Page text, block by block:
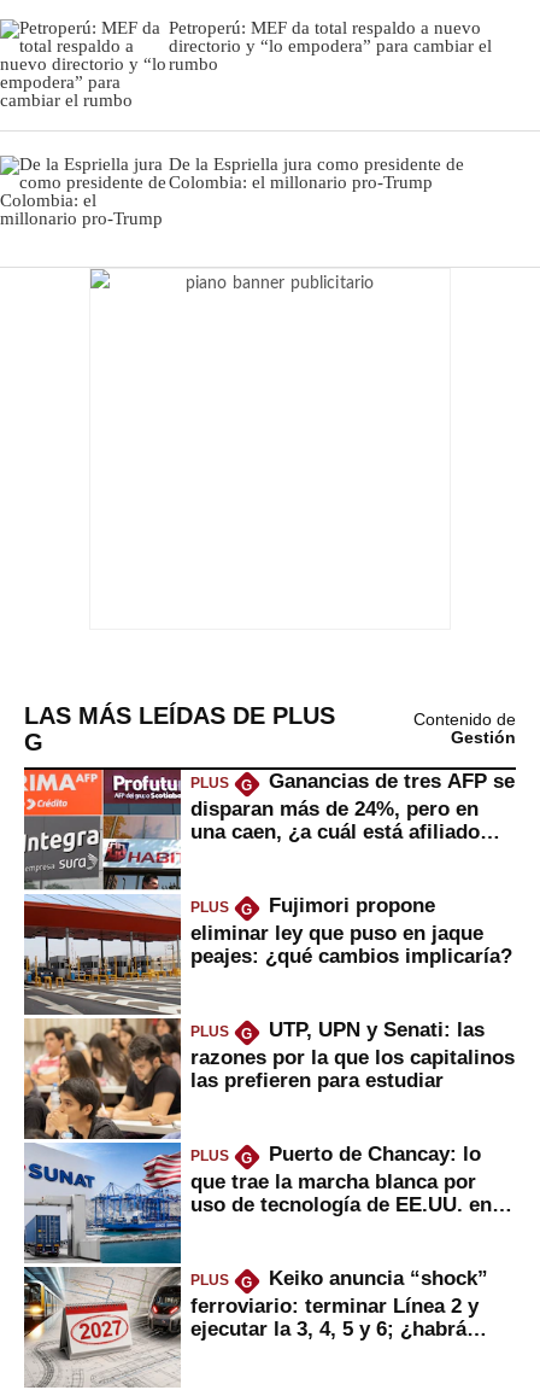
Petroperú: MEF da total respaldo a nuevo
directorio y “lo empodera” para cambiar el
rumbo
De la Espriella jura como presidente de
Colombia: el millonario pro-Trump
LAS MÁS LEÍDAS DE PLUS
G
Contenido de
Gestión
PLUS G
Ganancias de tres AFP se
disparan más de 24%, pero en
una caen, ¿a cuál está afiliado
PLUS G
Fujimori propone
eliminar ley que puso en jaque
peajes: ¿qué cambios implicaría?
PLUS G
UTP, UPN y Senati: las
razones por la que los capitalinos
las prefieren para estudiar
PLUS G
Puerto de Chancay: lo
que trae la marcha blanca por
uso de tecnología de EE.UU. en
PLUS G
Keiko anuncia “shock”
ferroviario: terminar Línea 2 y
ejecutar la 3, 4, 5 y 6; ¿habrá